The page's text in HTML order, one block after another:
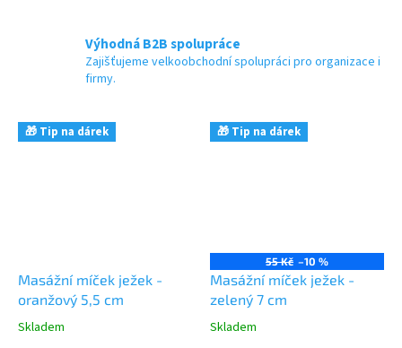
Výhodná B2B spolupráce
Zajišťujeme velkoobchodní spolupráci pro organizace i
firmy.
🎁 Tip na dárek
Masážní míček ježek -
oranžový 5,5 cm
Průměrné
Skladem
🎁 Tip na dárek
55 Kč –10 %
Masážní míček ježek -
zelený 7 cm
Průměrné
Skladem